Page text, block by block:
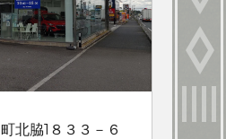
北脇1８３３－６